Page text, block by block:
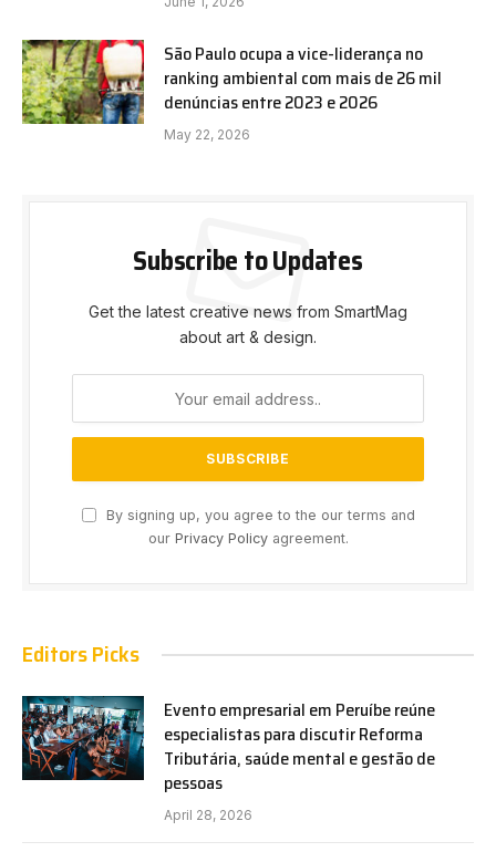
São Paulo ocupa a vice-liderança no
ranking ambiental com mais de 26 mil
denúncias entre 2023 e 2026
May 22, 2026
Subscribe to Updates
Get the latest creative news from SmartMag
about art & design.
By signing up, you agree to the our terms and
our Privacy Policyagreement.
Editors Picks
Evento empresarial em Peruíbe reúne
especialistas para discutir Reforma
Tributária, saúde mental e gestão de
pessoas
April 28, 2026